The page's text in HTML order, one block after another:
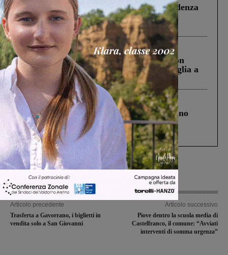
Piscina di Figline finanziata oltre la scadenza
Pnrr, il gruppo di Fratelli d’Italia: “Un
ringraziamento al Governo”
Cronaca 3 Agosto 2026
Scomparso da una struttura di Castiglion
Fiorentino l’uomo che aveva ucciso la figlia a
Levane nel 2020
Cronaca 4 Agosto 2026
Un anno fa la strage in A1 in cui morirono
Gianni, Giulia e Franco. Lo schianto, il
processo, lo stop ai sorpassi fra tir....
Articolo precedente
Trasferta a Gavorrano, i biglietti in
vendita solo a San Giovanni
Articolo successivo
Piove dentro la scuola media di
Castelfranco, il comune: “Avviati
interventi di somma urgenza”